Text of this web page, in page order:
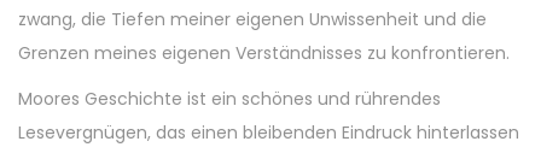
zwang, die Tiefen meiner eigenen Unwissenheit und die
Grenzen meines eigenen Verständnisses zu konfrontieren.
Moores Geschichte ist ein schönes und rührendes
Lesevergnügen, das einen bleibenden Eindruck hinterlassen